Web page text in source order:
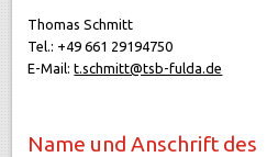
Thomas Schmitt
Tel.: +49 661 29194750
E-Mail:t.schmitt@tsb-fulda.de
Name und Anschrift des